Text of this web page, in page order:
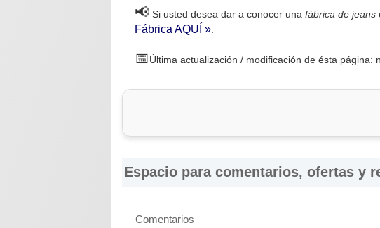
📢 Si usted desea dar a conocer una fábrica de jeans
Fábrica AQUÍ »
📅Última actualización / modificación de ésta página:
Espacio para comentarios, ofertas y
Comentarios